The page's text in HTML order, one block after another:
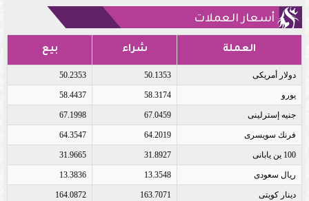
أسعار العملات
العملة شراء بيع
دولار أمريكى 50.1353
50.2353
يورو 58.3174
58.4437
جنيه إسترلينى 67.0459
67.1998
فرنك سويسرى 64.2019
64.3547
100 ين يابانى 31.8927
31.9665
ريال سعودى 13.3548
13.3836
دينار كويتى 163.7071
164.0872